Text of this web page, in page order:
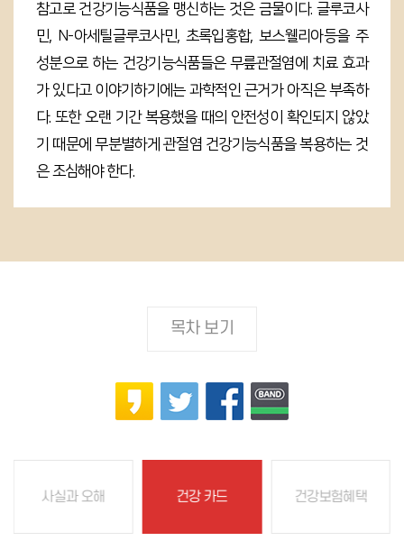
참고로 건강기능식품을 맹신하는 것은 금물이다. 글루코사
민, N-아세틸글루코사민, 초록입홍합, 보스웰리아등을 주
성분으로 하는 건강기능식품들은 무릎관절염에 치료 효과
가 있다고 이야기하기에는 과학적인 근거가 아직은 부족하
다. 또한 오랜 기간 복용했을 때의 안전성이 확인되지 않았
기 때문에 무분별하게 관절염 건강기능식품을 복용하는 것
은 조심해야 한다.
목차 보기
사실과 오해 건강 카드 건강보험혜택